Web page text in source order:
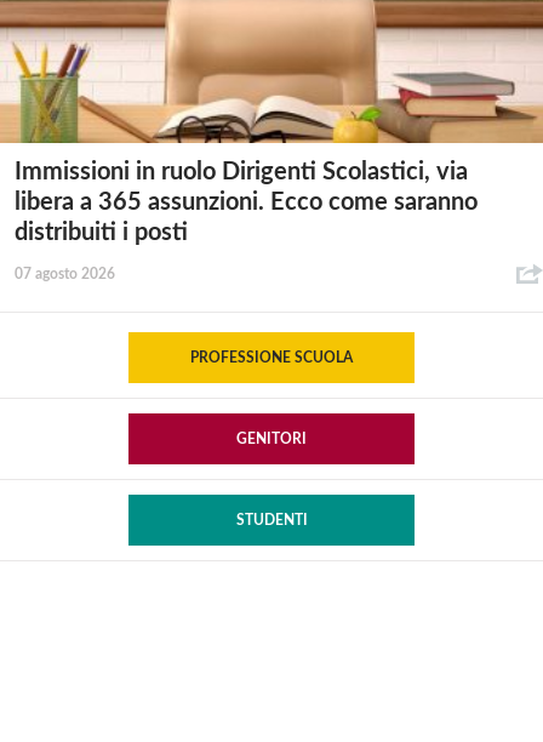
Immissioni in ruolo Dirigenti Scolastici, via
libera a 365 assunzioni. Ecco come saranno
distribuiti i posti
07 agosto 2026
PROFESSIONE SCUOLA
GENITORI
STUDENTI